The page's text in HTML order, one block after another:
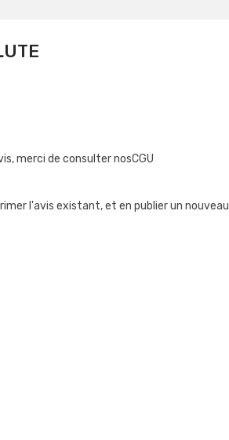
merci de consulter nosCGU
l'avis existant, et en publier un nouveau